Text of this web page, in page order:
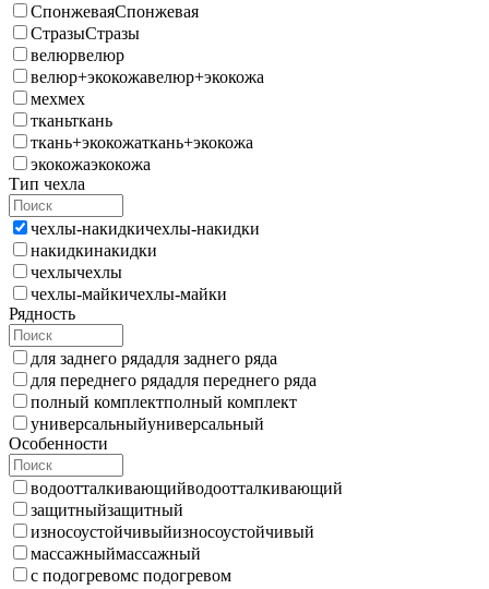
СпонжеваяСпонжевая
СтразыСтразы
велюрвелюр
велюр+экокожавелюр+экокожа
мехмех
тканьткань
ткань+экокожаткань+экокожа
экокожаэкокожа
Тип чехла
чехлы-накидкичехлы-накидки
накидкинакидки
чехлычехлы
чехлы-майкичехлы-майки
Рядность
для заднего рядадля заднего ряда
для переднего рядадля переднего ряда
полный комплектполный комплект
универсальныйуниверсальный
Особенности
водоотталкивающийводоотталкивающий
защитныйзащитный
износоустойчивыйизносоустойчивый
массажныймассажный
с подогревомс подогревом